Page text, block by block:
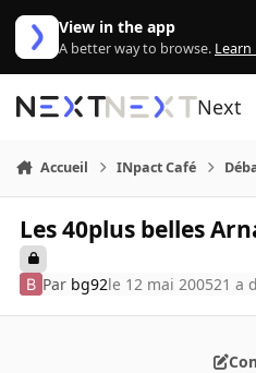
Aller au contenu
View in the app
A better way to browse.
Next
Accueil INpact Café
Les 40plus belles
Par bg92le 12 mai 200521 a